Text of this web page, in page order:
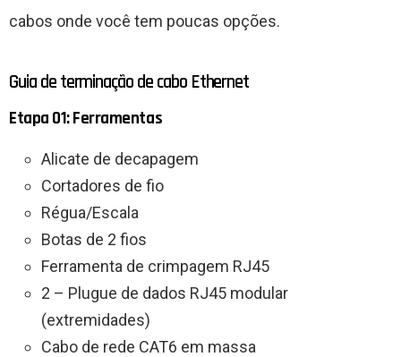
cabos onde você tem poucas opções.
Guia de terminação de cabo Ethernet
Etapa 01: Ferramentas
Alicate de decapagem
Cortadores de fio
Régua/Escala
Botas de 2 fios
Ferramenta de crimpagem RJ45
2 – Plugue de dados RJ45 modular
(extremidades)
Cabo de rede CAT6 em massa